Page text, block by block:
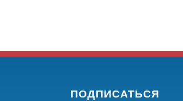
ПОДПИСАТЬСЯ